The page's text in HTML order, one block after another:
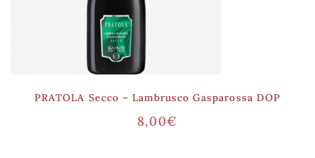
PRATOLA Secco – Lambrusco Gasparossa DOP
8,00€